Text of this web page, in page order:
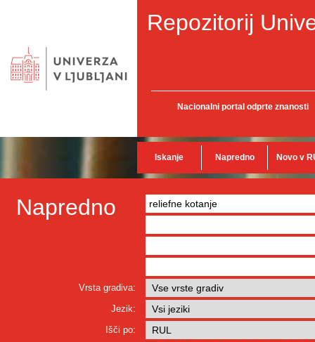
Repozitorij
Nacionalni portal odprte znanosti
Iskanje Napredno Novo v
Napredno
Vrsta gradiva:
Jezik:
Išči po: